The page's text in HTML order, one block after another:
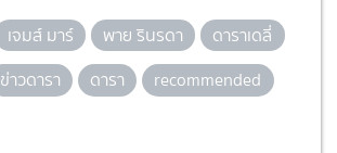
เจมส์ มาร์ พาย รินรดา
ดาราเดลี่
ข่าวดารา ดารา
recommended